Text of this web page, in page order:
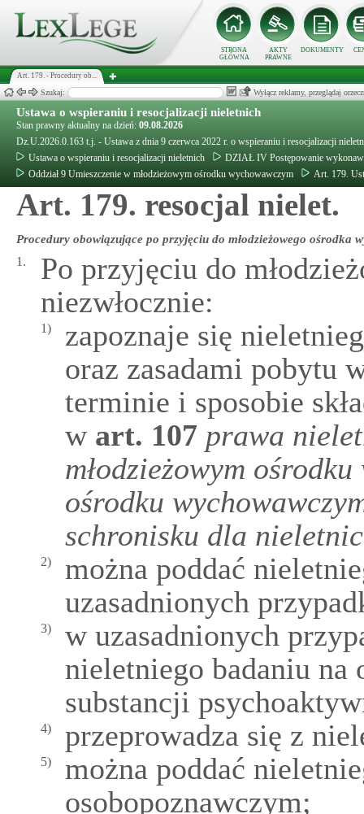
STRONA
GŁÓWNA
AKTY
PRAWNE
DOKUMENTY
Art. 179. - Procedury ob...
Szukaj: Wyłącz reklamy, przeglądaj
Ustawa o wspieraniu i resocjalizacji nieletnich
Stan prawny aktualny na dzień: 09.08.2026
Dz.U.2026.0.163 t.j. - Ustawa z dnia 9 czerwca 2022 r. o wspieraniu i resocjalizacji
Ustawa o wspieraniu i resocjalizacji nieletnich
DZIAŁ IV Postępowanie
Oddział 9 Umieszczenie w młodzieżowym ośrodku wychowawczym
Art. 179.
Art. 179. resocjal nielet.
Procedury obowiązujące po przyjęciu do młodzieżowego ośrodka
1.
Po przyjęciu do
niezwłocznie:
1)
zapoznaje się
oraz zasadami pobytu
terminie i sposobie
wart. 107 prawa
młodzieżowym
ośrodku
schronisku dla
2)
można poddać
uzasadnionych
3)
w uzasadnionych
nieletniego badaniu na
substancji
4) przeprowadza się z
5)
można poddać
osobopoznawczym;